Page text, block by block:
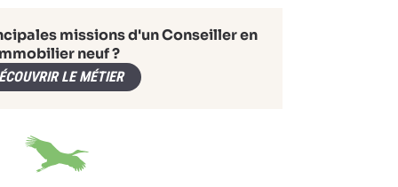
missions d'un Conseiller en
neuf ?
LE MÉTIER